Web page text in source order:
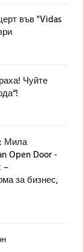
във "Vidas
Чуйте
Мила
Open Door -
–
за бизнес,